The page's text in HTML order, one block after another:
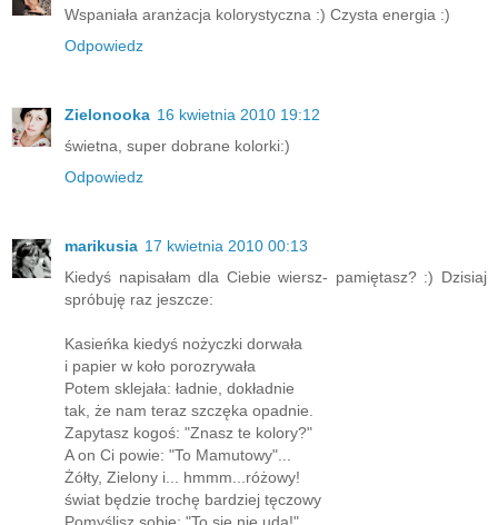
Wspaniała aranżacja kolorystyczna :) Czysta energia :)
Odpowiedz
Zielonooka 16 kwietnia 2010 19:12
świetna, super dobrane kolorki:)
Odpowiedz
marikusia 17 kwietnia 2010 00:13
Kiedyś napisałam dla Ciebie wiersz- pamiętasz? :) Dzisiaj
spróbuję raz jeszcze:
Kasieńka kiedyś nożyczki dorwała
i papier w koło porozrywała
Potem sklejała: ładnie, dokładnie
tak, że nam teraz szczęka opadnie.
Zapytasz kogoś: "Znasz te kolory?"
A on Ci powie: "To Mamutowy"...
Żółty, Zielony i... hmmm...różowy!
świat będzie trochę bardziej tęczowy